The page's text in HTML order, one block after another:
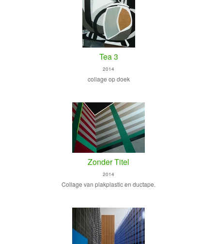
Tea 3
2014
collage op doek
Zonder Titel
2014
Collage van plakplastic en ductape.